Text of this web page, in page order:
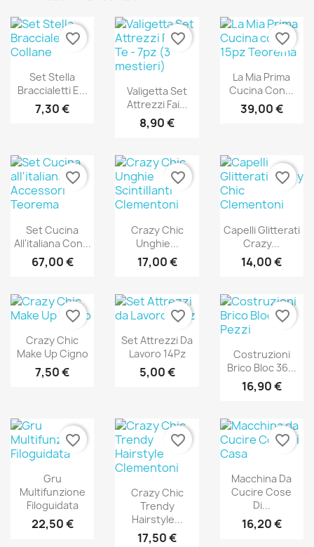
Set Stella
Braccialetti E...
7,30 €
favorite_border
Valigetta Set
Attrezzi Fai...
8,90 €
favorite_border
La Mia Prima
Cucina Con...
39,00 €
favorite_border
Set Cucina
All'italiana Con...
67,00 €
favorite_border
Crazy Chic
Unghie...
17,00 €
favorite_border
Capelli Glitterati
Crazy...
14,00 €
favorite_border
Crazy Chic
Make Up Cigno
7,50 €
favorite_border
Set Attrezzi Da
Lavoro 14Pz
5,00 €
favorite_border
Costruzioni
Brico Bloc 36...
16,90 €
favorite_border
Gru
Multifunzione
Filoguidata
22,50 €
favorite_border
Crazy Chic
Trendy
Hairstyle...
17,50 €
favorite_border
Macchina Da
Cucire Cose
Di...
16,20 €
favorite_border